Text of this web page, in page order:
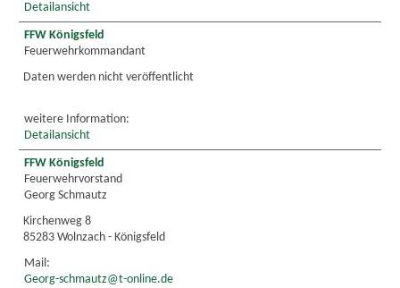
Detailansicht
FFW Königsfeld
Feuerwehrkommandant
Daten werden nicht veröffentlicht
weitere Information:
Detailansicht
FFW Königsfeld
Feuerwehrvorstand
Georg Schmautz
Kirchenweg 8
85283 Wolnzach - Königsfeld
Mail:
Georg-schmautz@t-online.de